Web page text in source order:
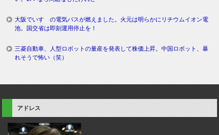
大阪でいすゞの電気バスが燃えました。火元は明らかにリチウムイオン電
池。国交省は即刻運用停止を！
三菱自動車、人型ロボットの量産を発表して株価上昇。中国ロボット、暴
れそうで怖い（笑）
アドレス